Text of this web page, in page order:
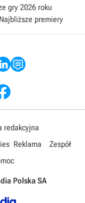
gry 2026 roku
Najbliższe premiery
redakcyjna
Reklama
Zespół
Polska SA